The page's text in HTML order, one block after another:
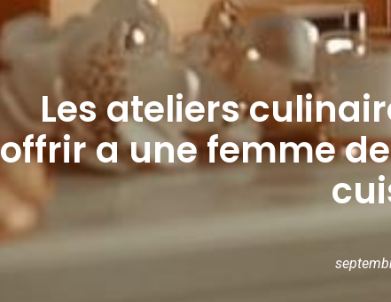
Les ateliers
offrir a une femme